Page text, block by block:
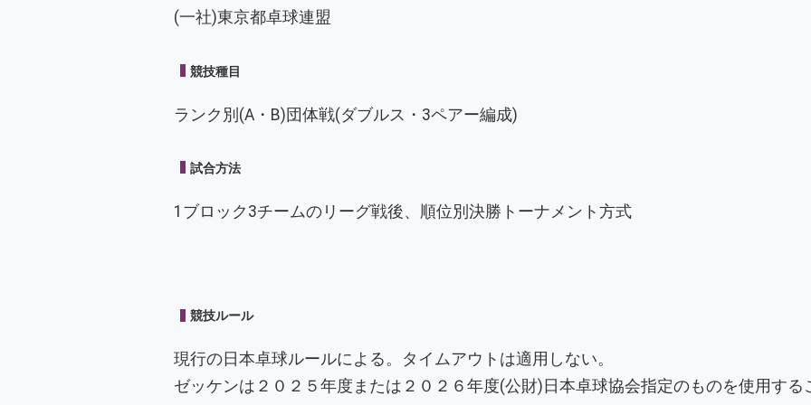
(一社)東京都卓球連盟
競技種目
ランク別(A・B)団体戦(ダブルス・3ペアー編成)
試合方法
1ブロック3チームのリーグ戦後、順位別決勝トーナメント方式
競技ルール
現行の日本卓球ルールによる。タイムアウトは適用しない。
ゼッケンは２０２５年度または２０２６年度(公財)日本卓球協会指定のものを使用する